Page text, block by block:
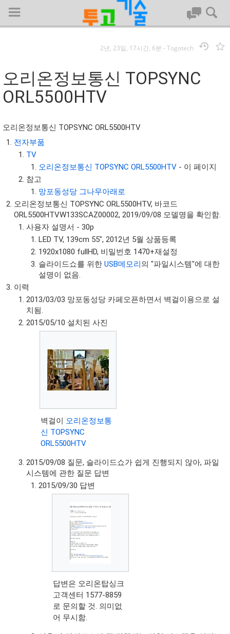
대문
회사명 :
투고기술
| 대표 : 김명기 | 사업자번호 : 142-08-78939
전화 : 031-8065-5299 | 주소 : (16954)) 경기도 용인시 기흥구 흥덕1
로 13, B동(complex동) 1213호(영덕동,흥덕IT밸리)
COPYRIGHT (C) 투고기술 ALL RIGHTS RESEVED
투고기술 위키 저작권
2년, 23일, 17시간, 6분 -Togotech
오리온정보통신 TOPSYNC
ORL5500HTV
오리온정보통신 TOPSYNC ORL5500HTV
전자부품
TV
오리온정보통신 TOPSYNC ORL5500HTV - 이 페이지
참고
망포동성당 그나무아래로
오리온정보통신 TOPSYNC ORL5500HTV, 바코드
ORL5500HTVW133SCAZ00002, 2019/09/08 모델명을 확인함.
사용자 설명서 - 30p
LED TV, 139cm 55", 2012년 5월 상품등록
1920x1080 fullHD, 비밀번호 1470+재설정
슬라이드쇼를 위한USB메모리의 "파일시스템"에 대한
설명이 없음.
이력
2013/03/03 망포동성당 카페오픈하면서 벽걸이용으로 설
치됨.
2015/05/10 설치된 사진
벽걸이 오리온정보통
신 TOPSYNC
ORL5500HTV
2015/09/08 질문, 슬라이드쇼가 쉽게 진행되지 않아, 파일
시스템에 관한 질문 답변
2015/09/30 답변
답변은 오리온탑싱크
고객센터 1577-8859
로 문의할 것. 의미없
어 무시함.